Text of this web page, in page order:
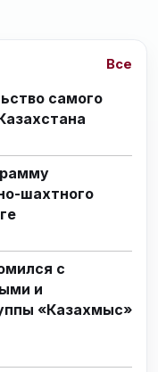
Все
самого
шахтного
с
и
«Казахмыс»